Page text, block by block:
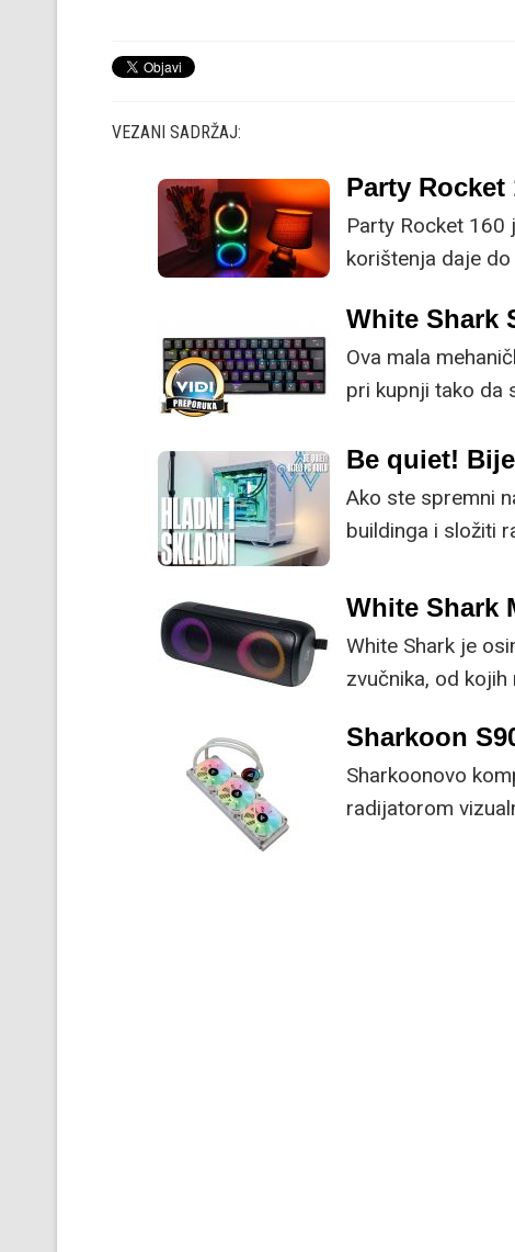
VEZANI SADRŽAJ:
Party Rocket
Party Rocket 160
korištenja daje
White Shark
Ova mala
pri kupnji tako da
Be quiet!
Ako ste spremni
buildinga i složiti
White Shark
White Shark je
zvučnika, od
Sharkoon
Sharkoonovo
radijatorom